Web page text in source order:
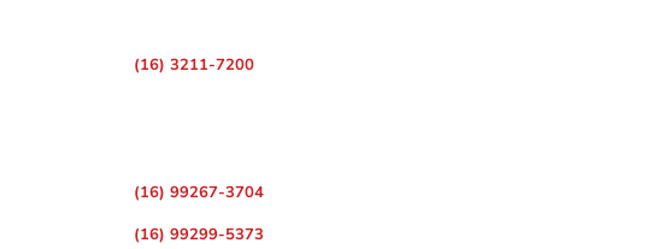
(16) 3211-7200
(16) 99267-3704
(16) 99299-5373